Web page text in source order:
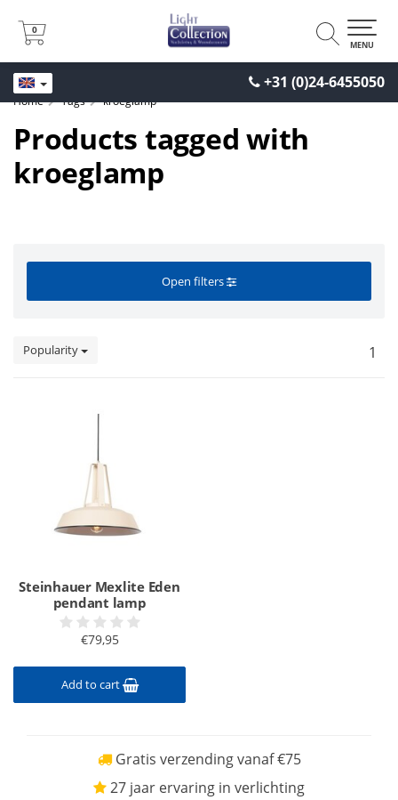
+31 (0)24-6455050
0
0
MENU
Home Tags kroeglamp
Products tagged with
kroeglamp
Open filters
Popularity 1
Steinhauer Mexlite Eden
pendant lamp
€79,95
Add to cart
Gratis verzending vanaf €75
27 jaar ervaring in verlichting